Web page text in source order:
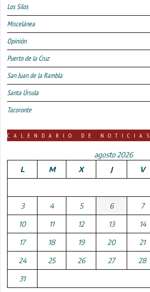
Los Silos
Miscelánea
Opinión
Puerto de la Cruz
San Juan de la Rambla
Santa Úrsula
Tacoronte
CALENDARIO DE NOTICIAS
agosto 2026
L
M X J V
3 4 5 6 7
10 11 12 13 14
17 18 19 20 21
24 25 26 27 28
31